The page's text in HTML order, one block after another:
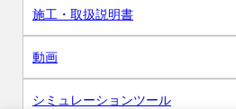
施工・取扱説明書
動画
シミュレーションツール